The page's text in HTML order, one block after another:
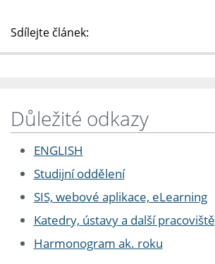
Sdílejte článek:
Důležité odkazy
ENGLISH
Studijní oddělení
SIS, webové aplikace, eLearning
Katedry, ústavy a další pracoviště
Harmonogram ak. roku